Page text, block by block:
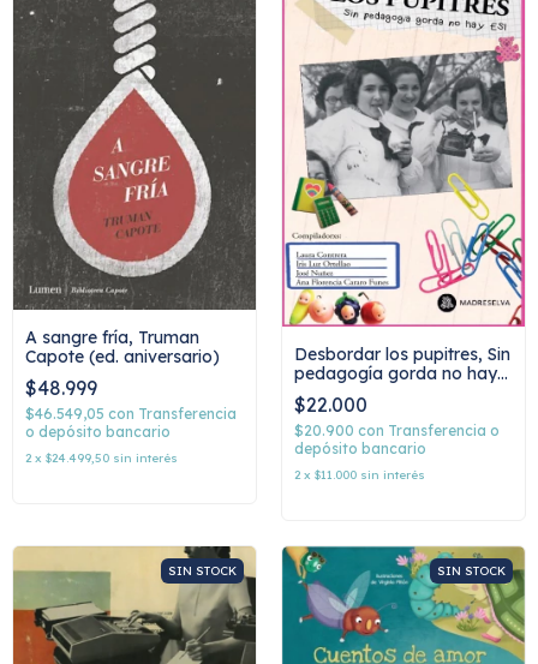
A sangre fría, Truman
Capote (ed. aniversario)
$48.999
$46.549,05 con Transferencia
o depósito bancario
2 x $24.499,50 sin interés
Desbordar los pupitres, Sin
pedagogía gorda no hay
ESI, AAVV
$22.000
$20.900 con Transferencia o
depósito bancario
2 x $11.000 sin interés
SIN STOCK SIN STOCK